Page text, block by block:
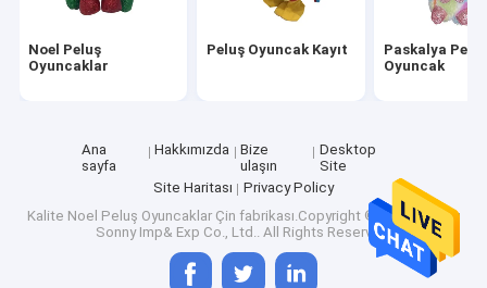
Noel Peluş
Oyuncaklar
Peluş Oyuncak Kayıt
Paskalya
Oyuncak
Ana
sayfa
Hakkımızda
Bize
ulaşın
Desktop
Site
Site Haritası
Privacy Policy
Kalite Noel Peluş OyuncaklarÇin fabrikası.Copyright © 2026 Nanjing
Sonny Imp& Exp Co., Ltd.. All Rights Reserved.